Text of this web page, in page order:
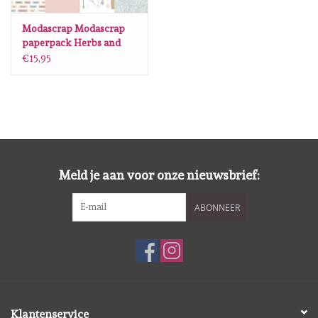
Lesia Zgharda
Magnolia
Modascrap Modascrap
paperpack Herbs and
Flowers 12 x12
€15,95
Meld je aan voor onze nieuwsbrief:
ABONNEER
Klantenservice